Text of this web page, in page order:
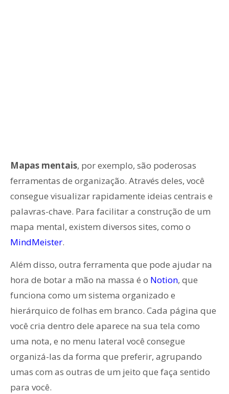
Mapas mentais, por exemplo, são poderosas
ferramentas de organização. Através deles, você
consegue visualizar rapidamente ideias centrais e
palavras-chave. Para facilitar a construção de um
mapa mental, existem diversos sites, como o
MindMeister.
Além disso, outra ferramenta que pode ajudar na
hora de botar a mão na massa é o Notion, que
funciona como um sistema organizado e
hierárquico de folhas em branco. Cada página que
você cria dentro dele aparece na sua tela como
uma nota, e no menu lateral você consegue
organizá-las da forma que preferir, agrupando
umas com as outras de um jeito que faça sentido
para você.